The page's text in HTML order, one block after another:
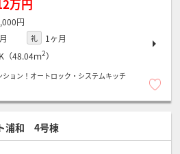
万円
円
礼
1ヶ月
（48.04ｍ2）
ョン！オートロック・システムキッチ
浦和 4号棟